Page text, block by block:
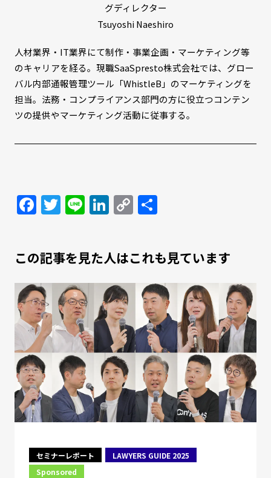
グディレクター
Tsuyoshi Naeshiro
人材業界・IT業界にて制作・事業企画・マーケティング等
のキャリアを経る。現職SaaSpresto株式会社では、グロー
バル内部通報管理ツール「WhistleB」のマーケティングを
担当。法務・コンプライアンス部門の方に役立つコンテン
ツの提供やマーケティング活動に従事する。
Facebook
Twitter
LineLinkedIn
Copy
Link
共
この記事を見た人はこれも見ています
セミナーレポート
LAWYERS GUIDE 2025
Sponsored